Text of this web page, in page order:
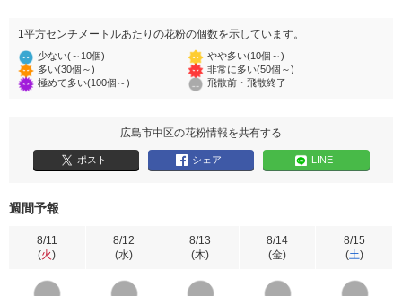
1平方センチメートルあたりの花粉の個数を示しています。
少ない(～10個)
やや多い(10個～)
多い(30個～)
非常に多い(50個～)
極めて多い(100個～)
飛散前・飛散終了
広島市中区の花粉情報を共有する
ポスト シェア LINE
週間予報
8/11
(火)
8/12
(水)
8/13
(木)
8/14
(金)
8/15
(土)